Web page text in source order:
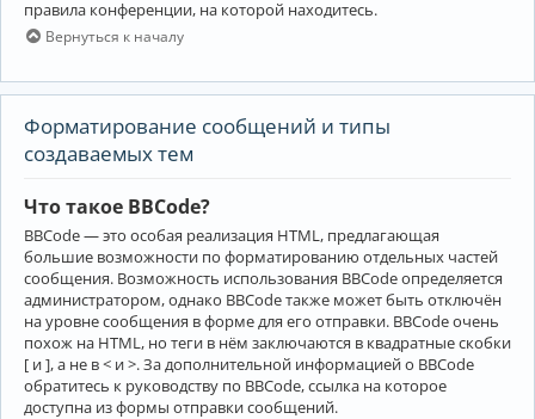
правила конференции, на которой находитесь.
Вернуться к началу
Форматирование сообщений и типы
создаваемых тем
Что такое BBCode?
BBCode — это особая реализация HTML, предлагающая
большие возможности по форматированию отдельных частей
сообщения. Возможность использования BBCode определяется
администратором, однако BBCode также может быть отключён
на уровне сообщения в форме для его отправки. BBCode очень
похож на HTML, но теги в нём заключаются в квадратные скобки
[ и ], а не в < и >. За дополнительной информацией о BBCode
обратитесь к руководству по BBCode, ссылка на которое
доступна из формы отправки сообщений.